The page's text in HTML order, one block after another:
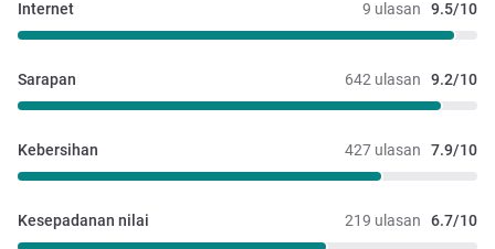
9 ulasan 9.5/10
Internet
642 ulasan 9.2/10
Sarapan
427 ulasan 7.9/10
Kebersihan
219 ulasan 6.7/10
Kesepadanan nilai